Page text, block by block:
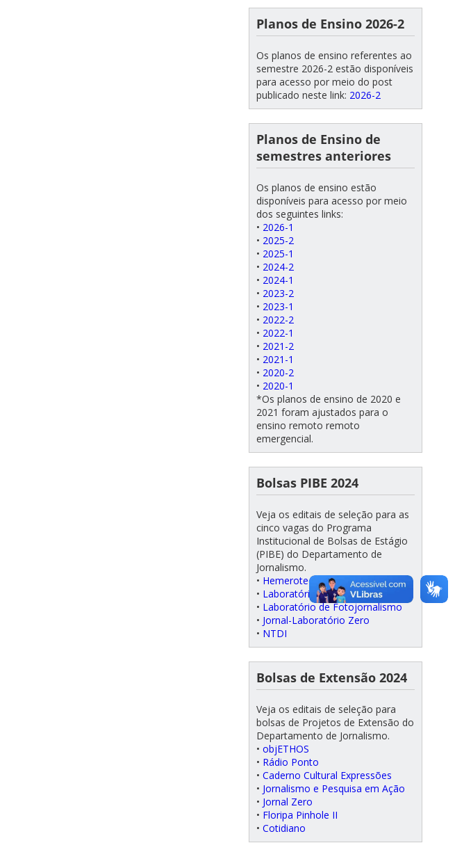
Planos de Ensino 2026-2
Os planos de ensino referentes ao
semestre 2026-2 estão disponíveis
para acesso por meio do post
publicado neste link: 2026-2
Planos de Ensino de
semestres anteriores
Os planos de ensino estão
disponíveis para acesso por meio
dos seguintes links:
• 2026-1
• 2025-2
• 2025-1
• 2024-2
• 2024-1
• 2023-2
• 2023-1
• 2022-2
• 2022-1
• 2021-2
• 2021-1
• 2020-2
• 2020-1
*Os planos de ensino de 2020 e
2021 foram ajustados para o
ensino remoto remoto
emergencial.
Bolsas PIBE 2024
Veja os editais de seleção para as
cinco vagas do Programa
Institucional de Bolsas de Estágio
(PIBE) do Departamento de
Jornalismo.
• Hemeroteca/Coordenação
• Laboratório de Radiojornalismo
• Laboratório de Fotojornalismo
• Jornal-Laboratório Zero
• NTDI
Bolsas de Extensão 2024
Veja os editais de seleção para
bolsas de Projetos de Extensão do
Departamento de Jornalismo.
• objETHOS
• Rádio Ponto
• Caderno Cultural Expressões
• Jornalismo e Pesquisa em Ação
• Jornal Zero
• Floripa Pinhole II
• Cotidiano